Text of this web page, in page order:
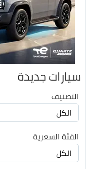
سيارات جديدة
التصنيف
الفئة السعرية